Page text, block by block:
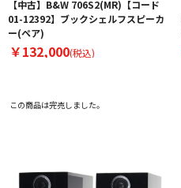
【中古】B&W 706S2(MR)【コード
01-12392】ブックシェルフスピーカ
ー(ペア)
￥132,000(税込)
この商品は完売しました。